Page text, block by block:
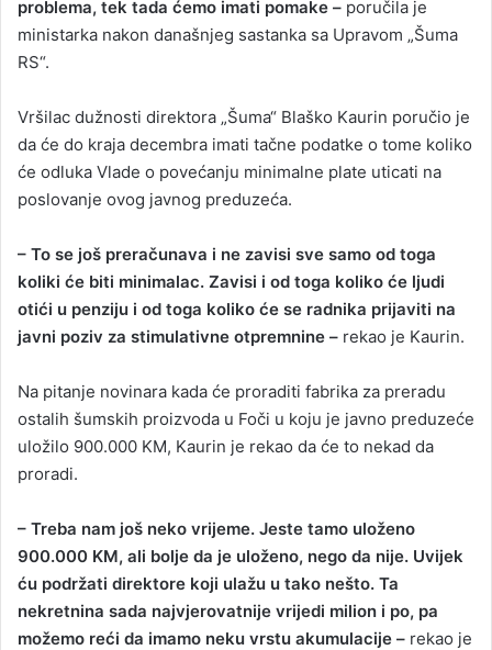
problema, tek tada ćemo imati pomake – poručila je
ministarka nakon današnjeg sastanka sa Upravom „Šuma
RS“.
Vršilac dužnosti direktora „Šuma“ Blaško Kaurin poručio je
da će do kraja decembra imati tačne podatke o tome koliko
će odluka Vlade o povećanju minimalne plate uticati na
poslovanje ovog javnog preduzeća.
– To se još preračunava i ne zavisi sve samo od toga
koliki će biti minimalac. Zavisi i od toga koliko će ljudi
otići u penziju i od toga koliko će se radnika prijaviti na
javni poziv za stimulativne otpremnine – rekao je Kaurin.
Na pitanje novinara kada će proraditi fabrika za preradu
ostalih šumskih proizvoda u Foči u koju je javno preduzeće
uložilo 900.000 KM, Kaurin je rekao da će to nekad da
proradi.
– Treba nam još neko vrijeme. Jeste tamo uloženo
900.000 KM, ali bolje da je uloženo, nego da nije. Uvijek
ću podržati direktore koji ulažu u tako nešto. Ta
nekretnina sada najvjerovatnije vrijedi milion i po, pa
možemo reći da imamo neku vrstu akumulacije – rekao je